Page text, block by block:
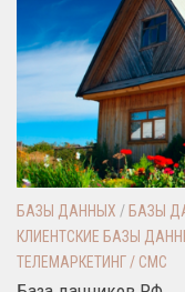
БАЗЫ ДАННЫХ / БАЗЫ
КЛИЕНТСКИЕ БАЗЫ
ТЕЛЕМАРКЕТИНГ / СМС